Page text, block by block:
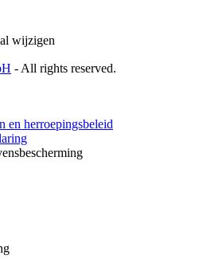
wijzigen
- All rights reserved.
en herroepingsbeleid